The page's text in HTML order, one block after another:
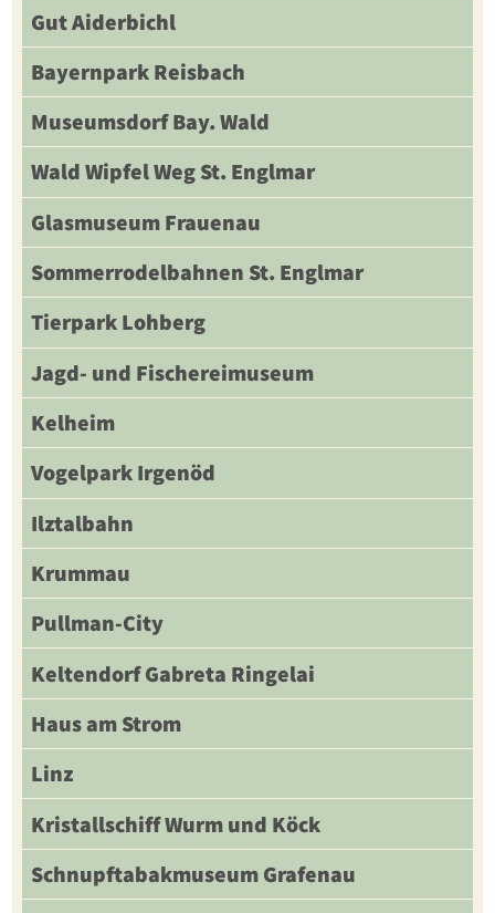
Gut Aiderbichl
Bayernpark Reisbach
Museumsdorf Bay. Wald
Wald Wipfel Weg St. Englmar
Glasmuseum Frauenau
Sommerrodelbahnen St. Englmar
Tierpark Lohberg
Jagd- und Fischereimuseum
Kelheim
Vogelpark Irgenöd
Ilztalbahn
Krummau
Pullman-City
Keltendorf Gabreta Ringelai
Haus am Strom
Linz
Kristallschiff Wurm und Köck
Schnupftabakmuseum Grafenau